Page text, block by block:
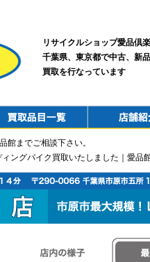
リサイクルショップ愛品倶
千葉県、東京都で中古、新
買取を行なっています
館までご相談下さい。
ングバイク買取いたしました｜愛品